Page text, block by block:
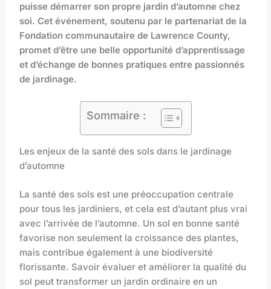
puisse démarrer son propre jardin d’automne chez
soi. Cet événement, soutenu par le partenariat de la
Fondation communautaire de Lawrence County,
promet d’être une belle opportunité d’apprentissage
et d’échange de bonnes pratiques entre passionnés
de jardinage.
Sommaire :
Les enjeux de la santé des sols dans le jardinage
d’automne
La santé des sols est une préoccupation centrale
pour tous les jardiniers, et cela est d’autant plus vrai
avec l’arrivée de l’automne. Un sol en bonne santé
favorise non seulement la croissance des plantes,
mais contribue également à une biodiversité
florissante. Savoir évaluer et améliorer la qualité du
sol peut transformer un jardin ordinaire en un